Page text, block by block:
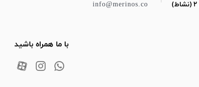
info@merinos.co
با ما همراه باشید